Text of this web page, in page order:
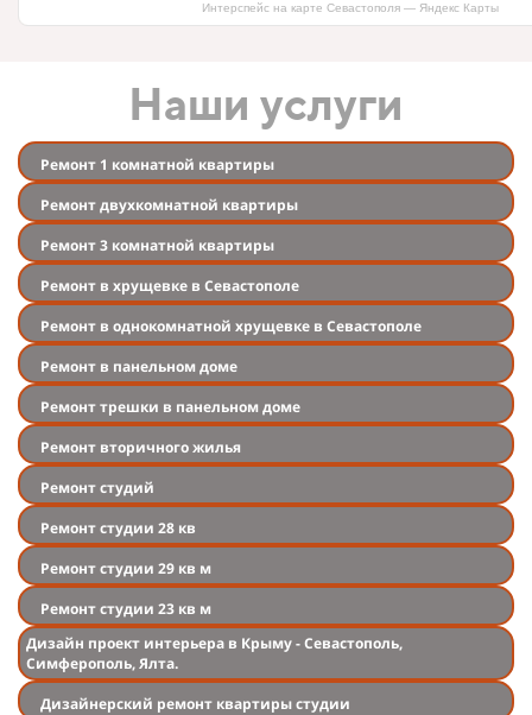
Интерспейс на карте Севастополя — Яндекс Карты
Наши услуги
Ремонт 1 комнатной квартиры
Ремонт двухкомнатной квартиры
Ремонт 3 комнатной квартиры
Ремонт в хрущевке в Севастополе
Ремонт в однокомнатной хрущевке в Севастополе
Ремонт в панельном доме
Ремонт трешки в панельном доме
Ремонт вторичного жилья
Ремонт студий
Ремонт студии 28 кв
Ремонт студии 29 кв м
Ремонт студии 23 кв м
Дизайн проект интерьера в Крыму - Севастополь,
Симферополь, Ялта.
Дизайнерский ремонт квартиры студии